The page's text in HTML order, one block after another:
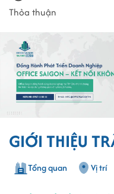
Thỏa thuận
GIỚI THIỆU
Tổng quan Vị trí